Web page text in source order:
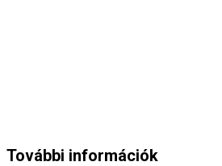
További információk